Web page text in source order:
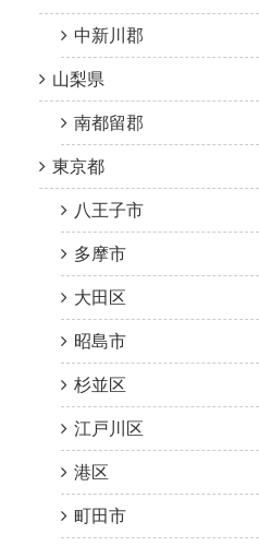
中新川郡
山梨県
南都留郡
東京都
八王子市
多摩市
大田区
昭島市
杉並区
江戸川区
港区
町田市